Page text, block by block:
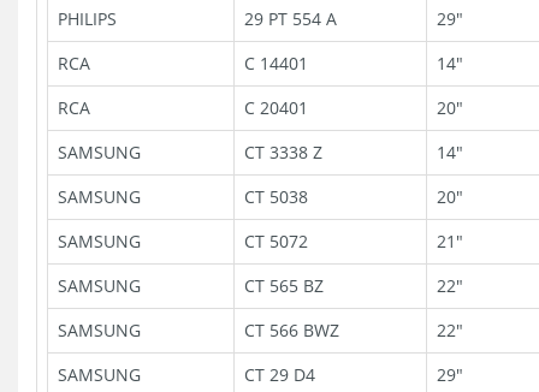
PHILIPS
29 PT 554 A
29"
RCA
C 14401
14"
RCA
C 20401
20"
SAMSUNG
CT 3338 Z
14"
SAMSUNG
CT 5038
20"
SAMSUNG
CT 5072
21"
SAMSUNG
CT 565 BZ
22"
SAMSUNG
CT 566 BWZ
22"
SAMSUNG
CT 29 D4
29"